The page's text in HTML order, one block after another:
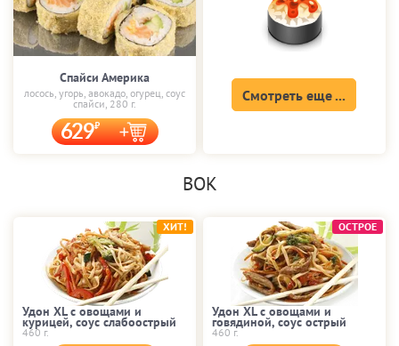
Спайси Америка
лосось, угорь, авокадо, огурец, соус
спайси, 280 г.
629
Смотреть еще ...
ВОК
Удон XL с овощами и
курицей, соус слабоострый
460 г.
ХИТ!
Удон XL с овощами и
говядиной, соус острый
460 г.
ОСТРОЕ